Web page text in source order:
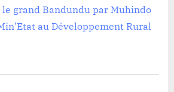
grand Bandundu par Muhindo
au Développement Rural